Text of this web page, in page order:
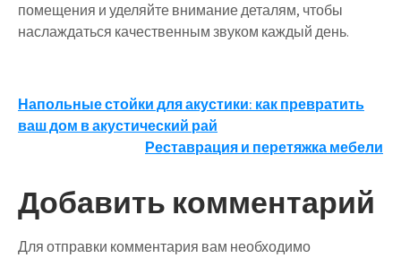
помещения и уделяйте внимание деталям, чтобы
наслаждаться качественным звуком каждый день.
Навигация
по
Напольные стойки для акустики: как превратить
ваш дом в акустический рай
Реставрация и перетяжка мебели
Добавить комментарий
Для отправки комментария вам необходимо